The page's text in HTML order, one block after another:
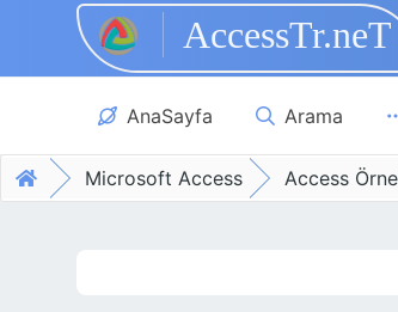
Skip to main content
AccessTr.neT
AnaSayfa Arama
Microsoft Access Access